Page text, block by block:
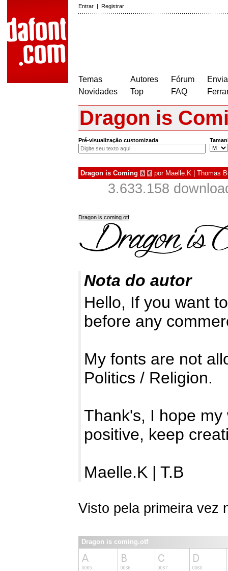
Entrar | Registrar
Temas
Novidades
Autores
Top
Fórum
FAQ
Dragon is
Pré-visualização customizada
Dragon is Coming à € por Maelle.K | Thomas
3.633.158
Dragon is coming.otf
Nota do autor
Hello, If you want
before any
My fonts are not
Politics / Religion.
Thank's, I hope
positive, keep
Maelle.K | T.B
Visto pela primeira vez
Dragon is coming.otf